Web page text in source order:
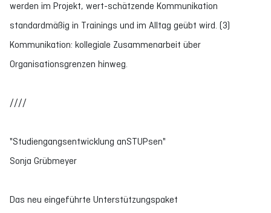
werden im Projekt, wert-schätzende Kommunikation
standardmäßig in Trainings und im Alltag geübt wird. (3)
Kommunikation: kollegiale Zusammenarbeit über
Organisationsgrenzen hinweg.
////
"Studiengangsentwicklung anSTUPsen"
Sonja Grübmeyer
Das neu eingeführte Unterstützungspaket